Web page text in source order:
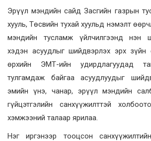
Эрүүл мэндийн сайд Засгийн газрын
хууль, Төсвийн тухай хуульд нэмэлт
мэндийн тусламж үйлчилгээнд нэн
хэдэн асуудлыг шийдвэрлэх эрх зүйн
өрхийн ЭМТ-ийн удирдлагуудад
тулгамдаж байгаа асуудлуудыг
эмийн үнэ, чанар, эрүүл мэндийн
гүйцэтгэлийн санхүүжилттэй
хэмжээний талаар ярилаа.
Нэг иргэнээр тооцсон